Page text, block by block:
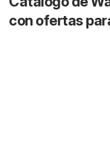
con ofertas